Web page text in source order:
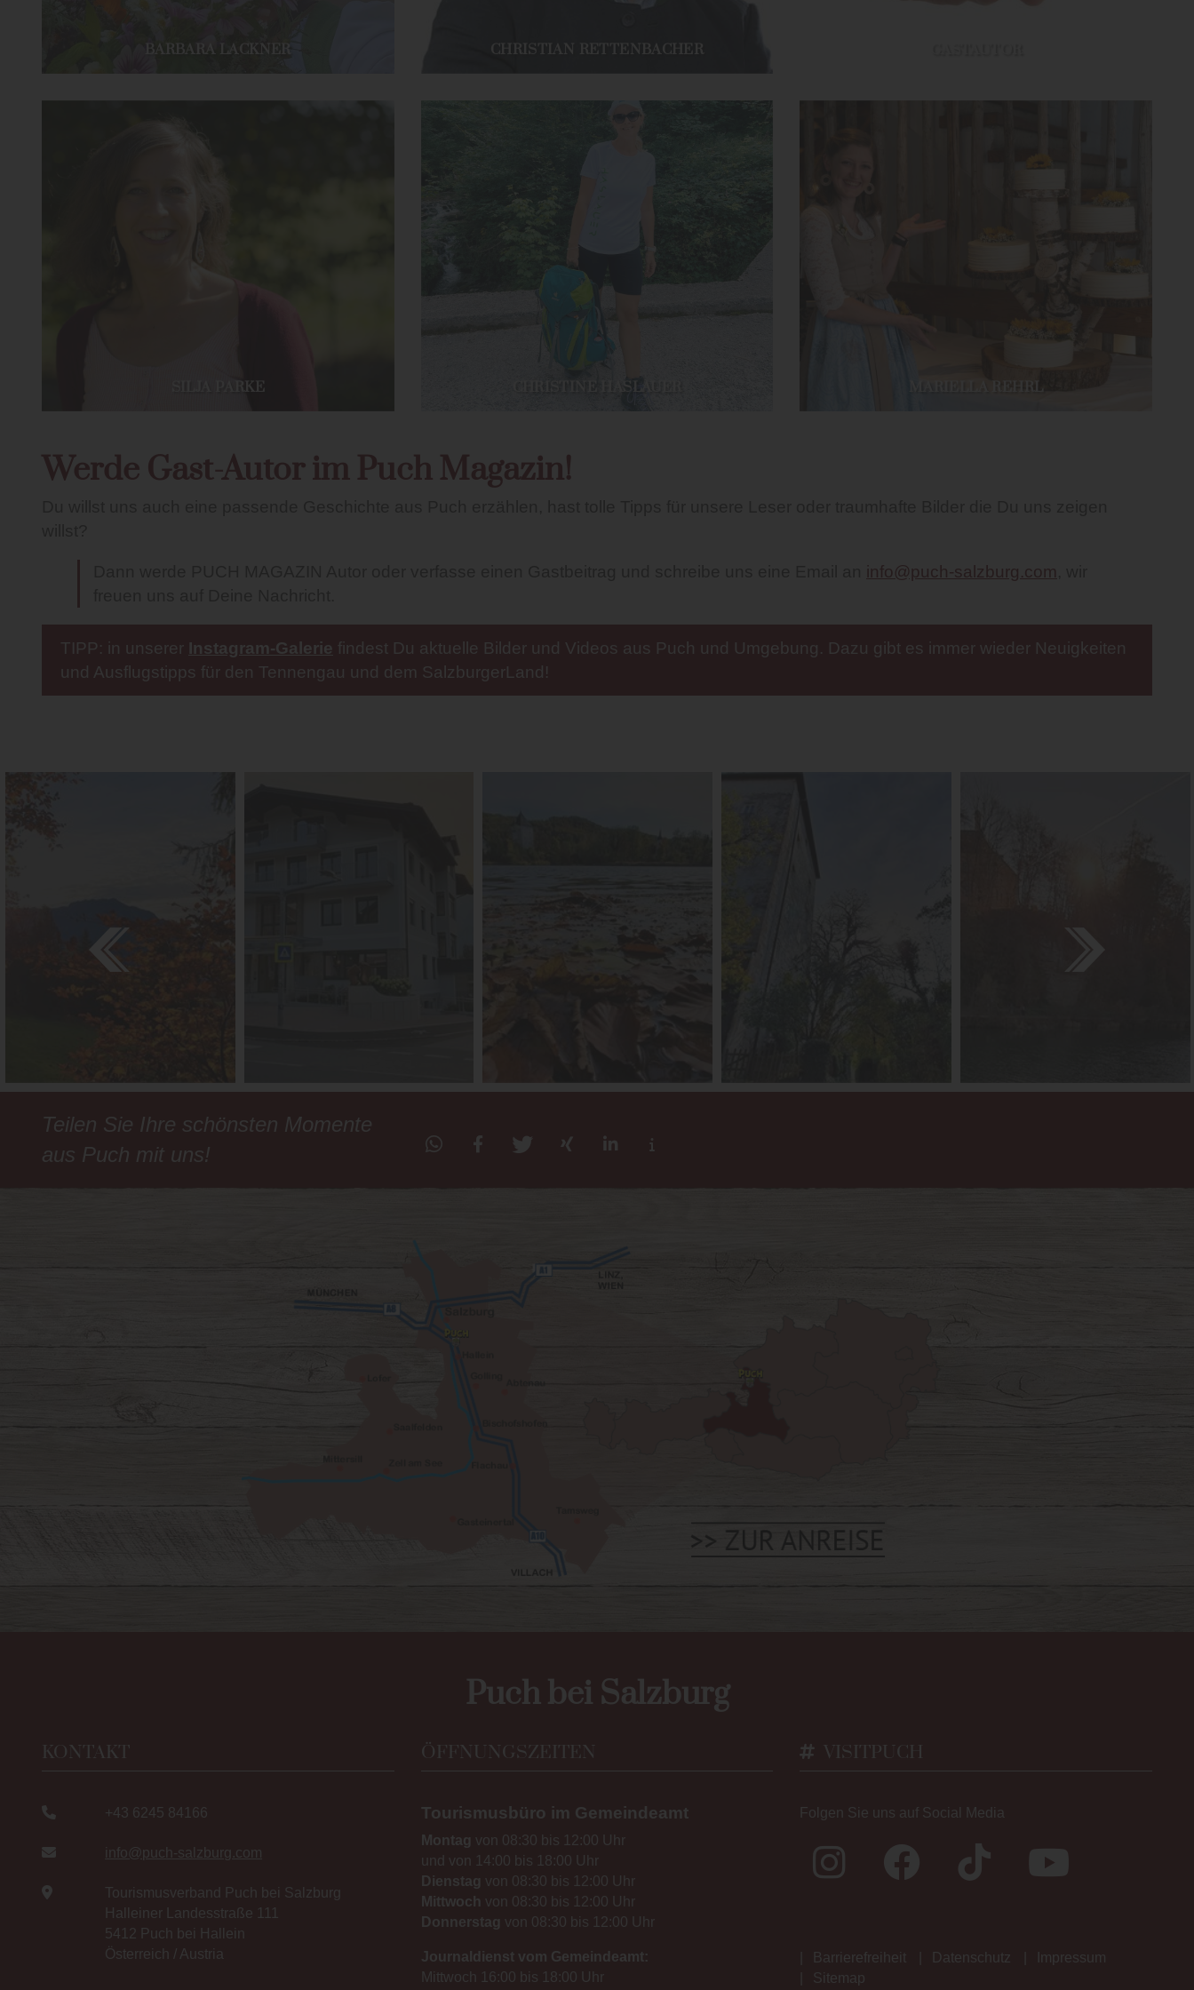
BARBARA LACKNER CHRISTIAN RETTENBACHER
SILJA PARKE CHRISTINE HASLAUER MARIELLA REHRL
Werde Gast-Autor im Puch Magazin!
info@puch-salzburg.com
TIPP: in unserer Instagram-Galerie findest Du aktuelle Bilder und Videos aus Puch und Umgebung. Dazu gibt es immer wieder Neuigkeiten
und Ausflugstipps für den Tennengau und dem SalzburgerLand!
Teilen Sie Ihre schönsten Momente
aus Puch mit uns!
Puch bei Salzburg
KONTAKT
+43 6245 84166
info@puch-salzburg.com
Tourismusverband Puch bei Salzburg
Halleiner Landesstraße 111
5412 Puch bei Hallein
Österreich / Austria
ÖFFNUNGSZEITEN
Tourismusbüro im Gemeindeamt
Montag von 08:30 bis 12:00 Uhr
und von 14:00 bis 18:00 Uhr
Dienstag von 08:30 bis 12:00 Uhr
Mittwoch von 08:30 bis 12:00 Uhr
Donnerstag von 08:30 bis 12:00 Uhr
Journaldienst vom Gemeindeamt:
Mittwoch 16:00 bis 18:00 Uhr
VISITPUCH
Folgen Sie uns auf Social Media
Barrierefreiheit Datenschutz
Impressum
Sitemap